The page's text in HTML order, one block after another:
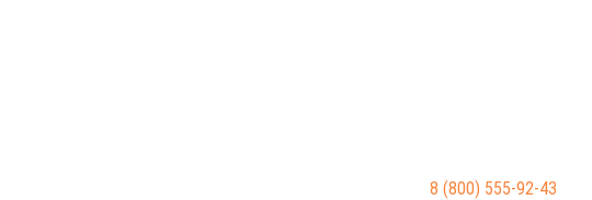
8 (800) 555-92-43